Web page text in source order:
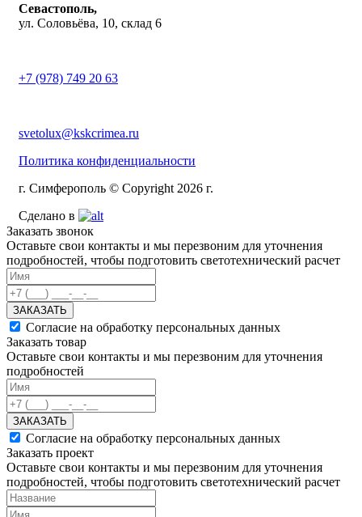
Севастополь,
ул. Соловьёва, 10, склад 6
+7 (978) 749 20 63
svetolux@kskcrimea.ru
Политика конфиденциальности
г. Симферополь © Copyright 2026 г.
Сделано в
Заказать звонок
Оставьте свои контакты и мы перезвоним для уточнения
подробностей, чтобы подготовить светотехнический расчет
ЗАКАЗАТЬ
Согласие на обработку персональных данных
Заказать товар
Оставьте свои контакты и мы перезвоним для уточнения
подробностей
ЗАКАЗАТЬ
Согласие на обработку персональных данных
Заказать проект
Оставьте свои контакты и мы перезвоним для уточнения
подробностей, чтобы подготовить светотехнический расчет